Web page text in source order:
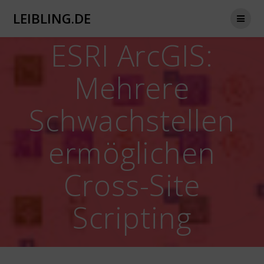
LEIBLING.DE
ESRI ArcGIS:
Mehrere
Schwachstellen
ermöglichen
Cross-Site
Scripting